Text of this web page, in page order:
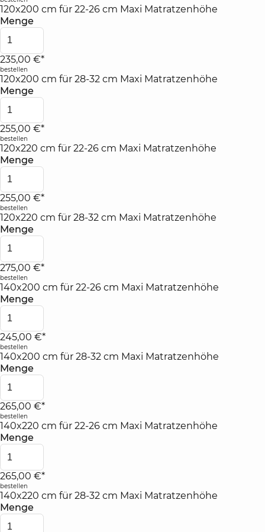
120x200 cm für 22-26 cm Maxi Matratzenhöhe
Menge
235,00 €*
bestellen
120x200 cm für 28-32 cm Maxi Matratzenhöhe
Menge
255,00 €*
bestellen
120x220 cm für 22-26 cm Maxi Matratzenhöhe
Menge
255,00 €*
bestellen
120x220 cm für 28-32 cm Maxi Matratzenhöhe
Menge
275,00 €*
bestellen
140x200 cm für 22-26 cm Maxi Matratzenhöhe
Menge
245,00 €*
bestellen
140x200 cm für 28-32 cm Maxi Matratzenhöhe
Menge
265,00 €*
bestellen
140x220 cm für 22-26 cm Maxi Matratzenhöhe
Menge
265,00 €*
bestellen
140x220 cm für 28-32 cm Maxi Matratzenhöhe
Menge